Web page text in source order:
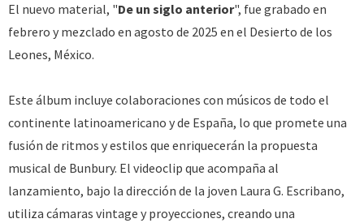
El nuevo material, "De un siglo anterior", fue grabado en
febrero y mezclado en agosto de 2025 en el Desierto de los
Leones, México.
Este álbum incluye colaboraciones con músicos de todo el
continente latinoamericano y de España, lo que promete una
fusión de ritmos y estilos que enriquecerán la propuesta
musical de Bunbury. El videoclip que acompaña al
lanzamiento, bajo la dirección de la joven Laura G. Escribano,
utiliza cámaras vintage y proyecciones, creando una